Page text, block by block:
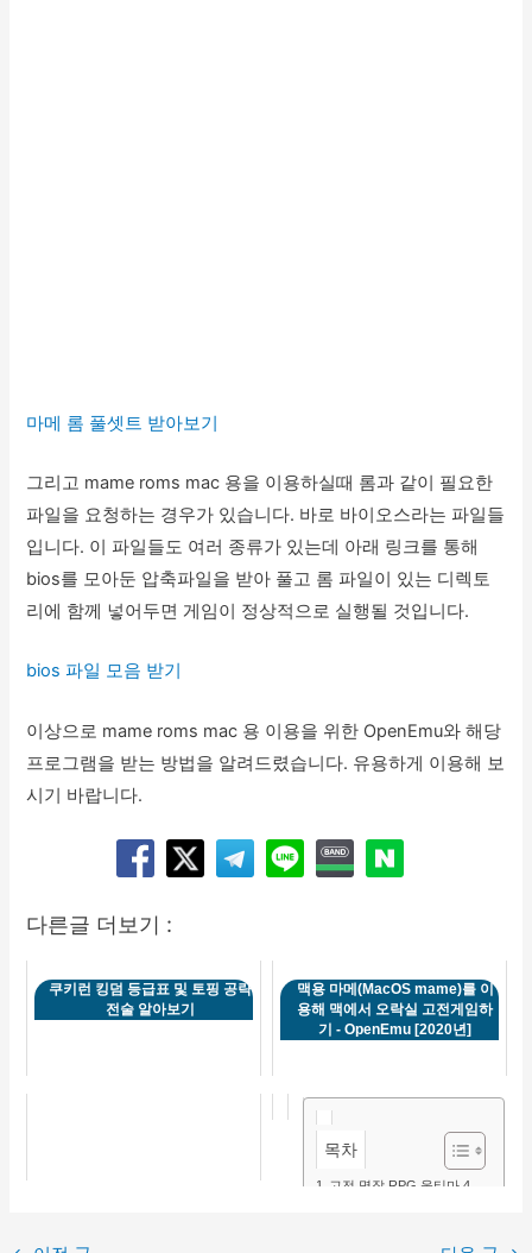
마메 롬 풀셋트 받아보기
그리고 mame roms mac 용을 이용하실때 롬과 같이 필요한
파일을 요청하는 경우가 있습니다. 바로 바이오스라는 파일들
입니다. 이 파일들도 여러 종류가 있는데 아래 링크를 통해
bios를 모아둔 압축파일을 받아 풀고 롬 파일이 있는 디렉토
리에 함께 넣어두면 게임이 정상적으로 실행될 것입니다.
bios 파일 모음 받기
이상으로 mame roms mac 용 이용을 위한 OpenEmu와 해당
프로그램을 받는 방법을 알려드렸습니다. 유용하게 이용해 보
시기 바랍니다.
다른글 더보기 :
쿠키런 킹덤 등급표 및 토핑 공략
전술 알아보기
맥용 마메(MacOS mame)를 이
용해 맥에서 오락실 고전게임하
기 - OpenEmu [2020년]
목차
고전 명작 RPG 울티마 4,
맥용 마메(MacOS mame)